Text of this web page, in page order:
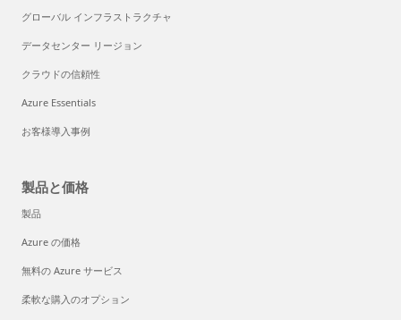
グローバル インフラストラクチャ
データセンター リージョン
クラウドの信頼性
Azure Essentials
お客様導入事例
製品と価格
製品
Azure の価格
無料の Azure サービス
柔軟な購入のオプション